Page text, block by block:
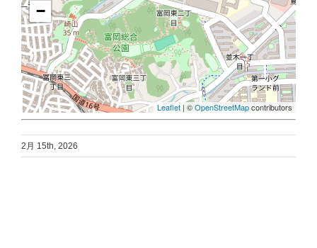
−
Leaflet | ©OpenStreetMapcontributors
2月 15th, 2026